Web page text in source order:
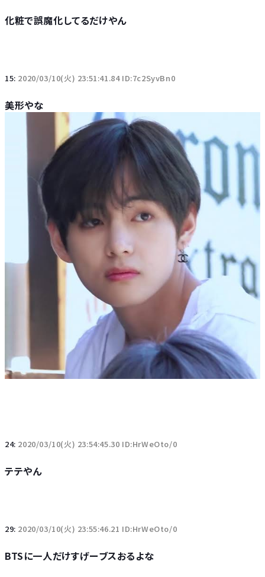
化粧で誤魔化してるだけやん
15: 2020/03/10(火) 23:51:41.84 ID:7c2SyvBn0
美形やな
24: 2020/03/10(火) 23:54:45.30 ID:HrWeOto/0
テテやん
29: 2020/03/10(火) 23:55:46.21 ID:HrWeOto/0
BTSに一人だけすげーブスおるよな